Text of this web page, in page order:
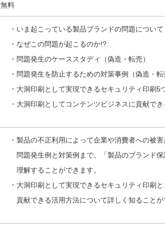
無料
・いま起こっている製品ブランドの問題について
・なぜこの問題が起こるのか!?
・問題発生のケーススタディ（偽造・転売）
・問題発生を防止するための対策事例（偽造・転
・大洞印刷として実現できるセキュリティ印刷5
・大洞印刷としてコンテンツビジネスに貢献で
・製品の不正利用によって企業や消費者への被
問題発生例と対策例まで、「製品のブランド保
理解することができます。
・大洞印刷として実現できるセキュリティ印刷
貢献できる活用方法について詳しく知ることが